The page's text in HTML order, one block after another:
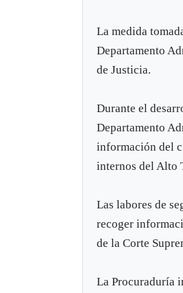
La medida
Departamento
de Justicia.
Durante el
Departamento
información del
internos del Alto
Las labores de
recoger
de la Corte
La Procuraduría